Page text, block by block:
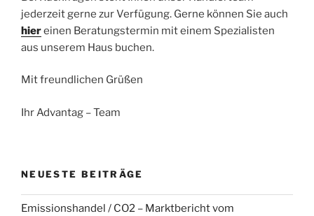
jederzeit gerne zur Verfügung. Gerne können Sie auch
hiereinen Beratungstermin mit einem Spezialisten
aus unserem Haus buchen.
Mit freundlichen Grüßen
Ihr Advantag – Team
NEUESTE BEITRÄGE
Emissionshandel / CO2 – Marktbericht vom